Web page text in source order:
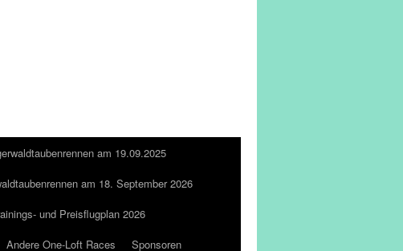
am 19.09.2025
am 18. September 2026
und Preisflugplan 2026
Andere One-Loft Races
Sponsoren